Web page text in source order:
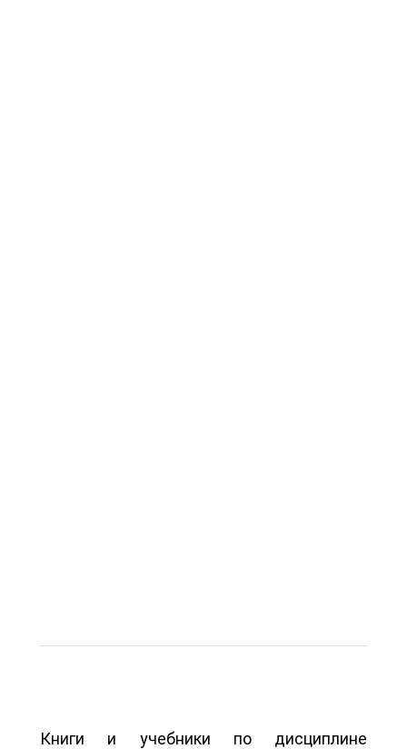
Книги и учебники по дисциплине